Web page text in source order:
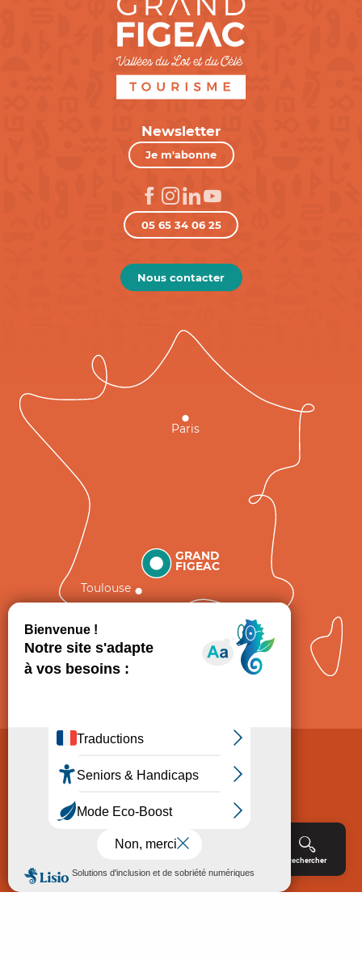
Rechercher
Newsletter
Je m'abonne
05 65 34 06 25
Nous contacter
GRAND
FIGEAC
Toulouse
Paris
Politique de Protection des données
Consentement
Accessibilité : non conforme